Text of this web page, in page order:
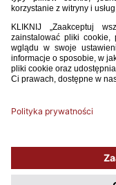
17. Mateusz Jeleń
18. Daniel Ciesielski
21. Kamil Nowogoński
Używamy plików
oraz do celów